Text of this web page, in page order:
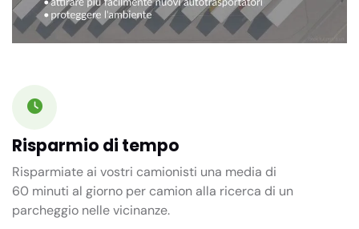
Risparmio di tempo
Risparmiate ai vostri camionisti una media di
60 minuti al giorno per camion alla ricerca di un
parcheggio nelle vicinanze.